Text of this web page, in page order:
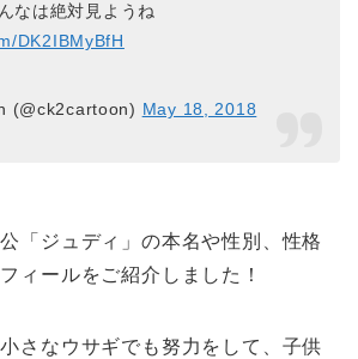
なは絶対見ようね
DK2IBMyBfH
(@ck2cartoon) May 18, 2018
「ジュディ」の本名や性別、性格
ィールをご紹介しました！
さなウサギでも努力をして、子供